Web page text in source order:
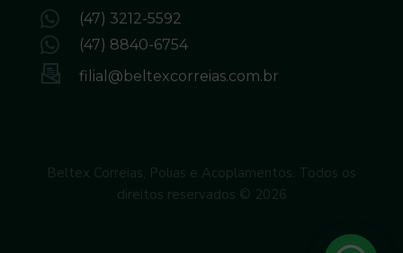
(47) 3212-5592
(47) 8840-6754
filial@beltexcorreias.com.br
Beltex Correias, Polias e Acoplamentos. Todos os
direitos reservados © 2026